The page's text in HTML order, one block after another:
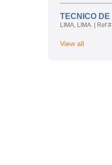
TECNICO
LIMA, LIMA. Ref
View all